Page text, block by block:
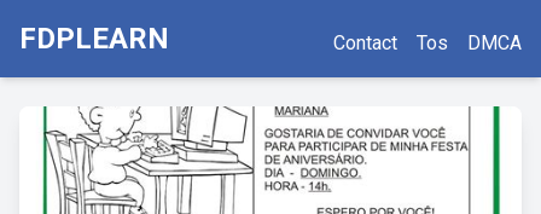
FDPLEARN Contact Tos DMCA